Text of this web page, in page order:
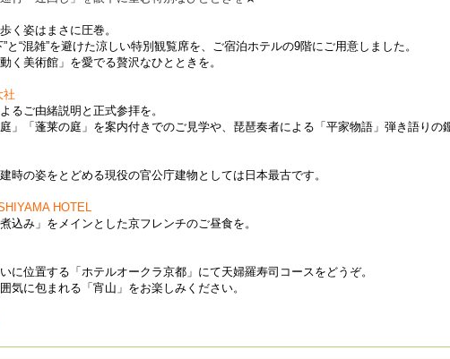
く姿はまさ に圧巻。
と“混雑”を避けた涼しい特別観覧席を、 ご宿泊ホテルの9階にご用意しました。
く美術館」を愛でる贅沢なひとときを。
社
るご由緒説明と正式参拝を。
」「蓬莱の庭」を案内付きでのご見学や、琵琶奏者による「平家物語」弾き語りの
建時の姿をとどめる現役の官公庁建物としては日本最古です。
HOTEL
込み」をメイ ンとした京フレンチのご昼食を。
に位置する「ホテルオークラ京都」にて天婦羅寿司コースをどうぞ。
気に包まれる「宵山」をお楽しみください。